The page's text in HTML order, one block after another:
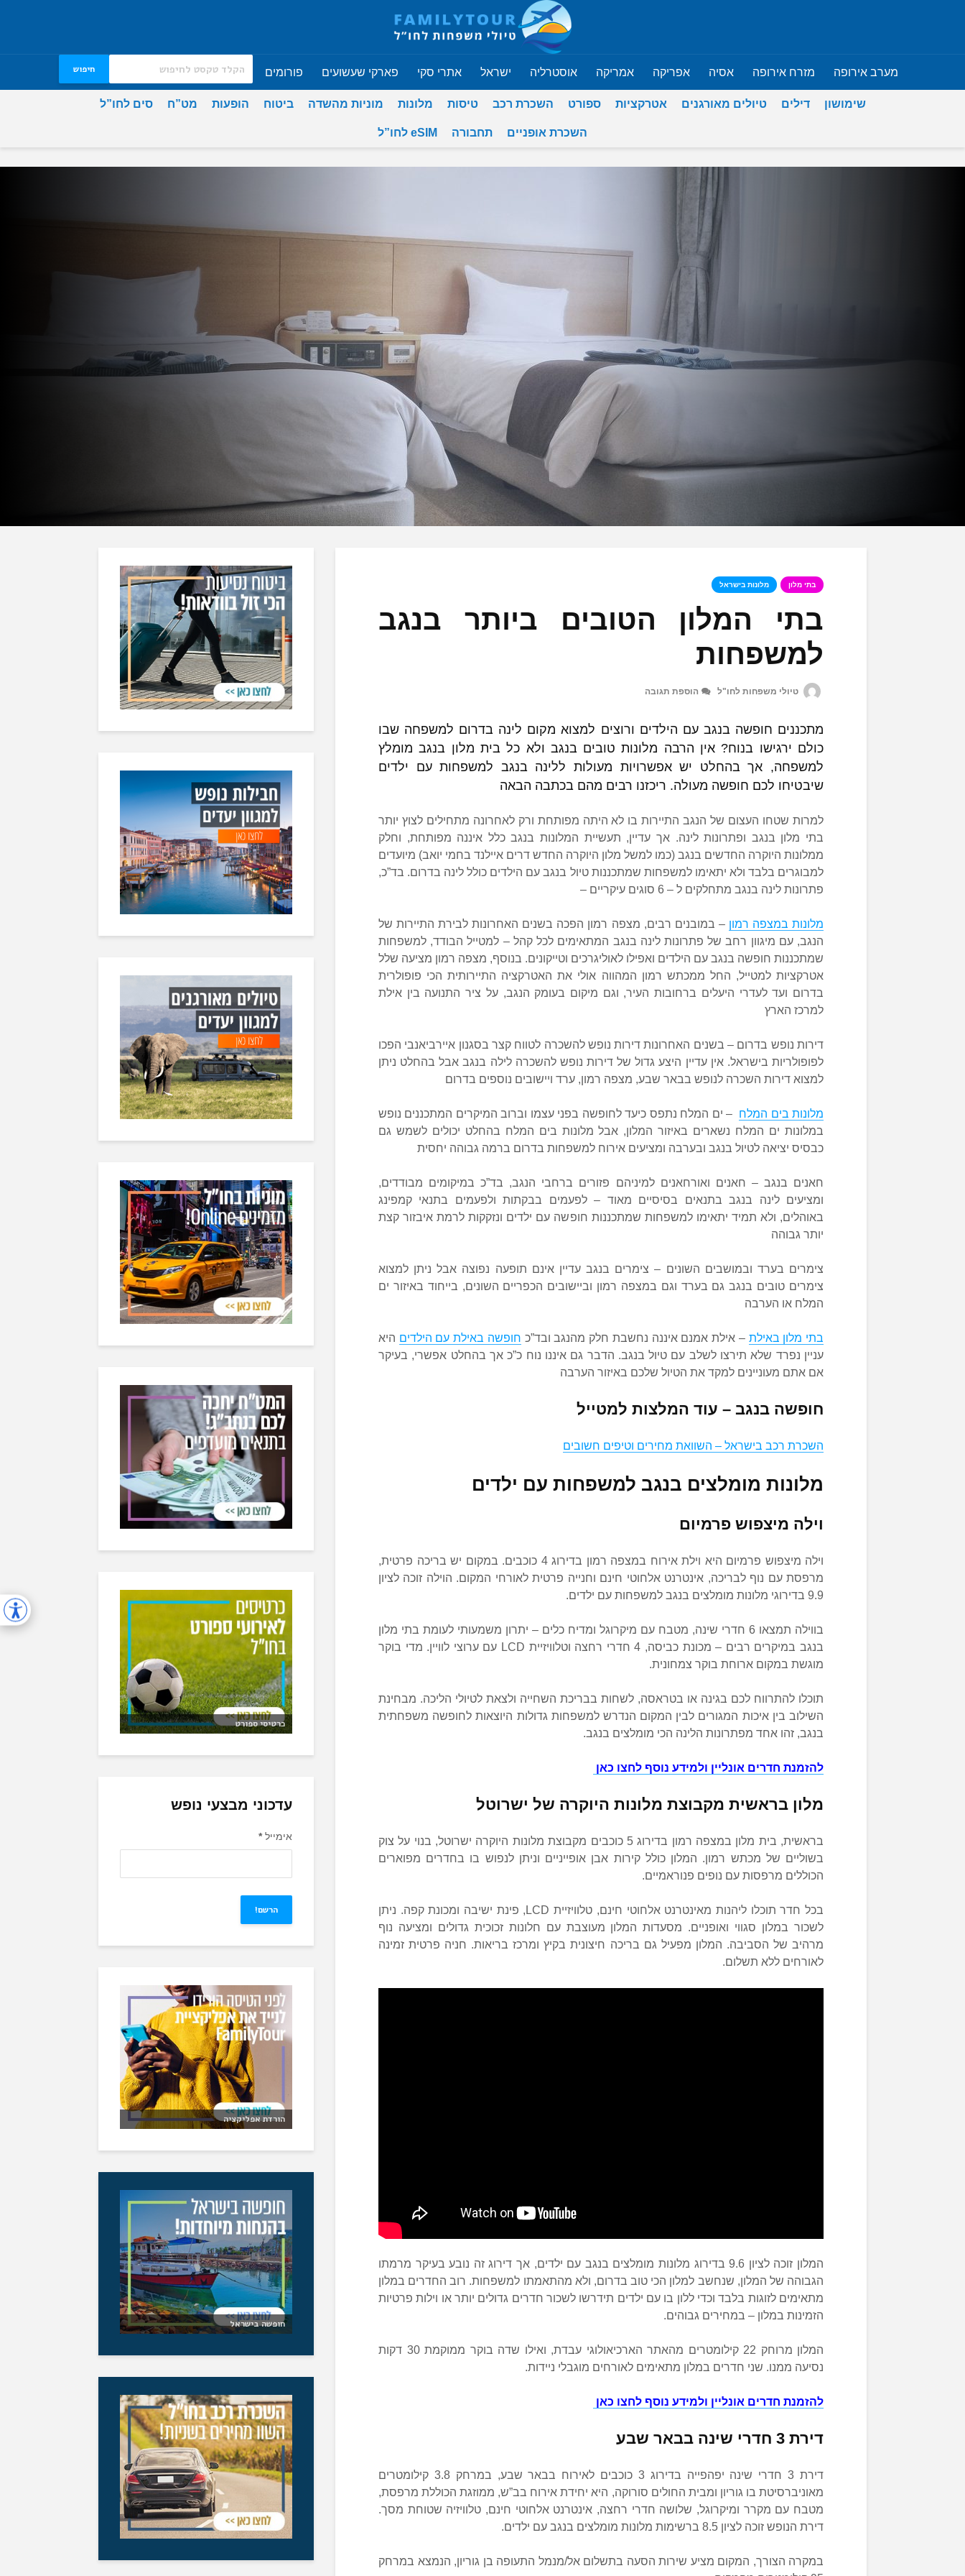
מערב אירופה מזרח אירופה אסיה אפריקה אמריקה אוסטרליה ישראל אתרי סקי פארקי שעשועים פורומים חיפוש
שימושון דילים טיולים מאורגנים אטרקציות ספורט השכרת רכב טיסות מלונות מוניות מהשדה ביטוח הופעות מט”ח סים לחו”ל
השכרת אופניים תחבורה eSIM לחו”ל
בתי מלון מלונות בישראל
בתי המלון הטובים ביותר בנגב
למשפחות
טיולי משפחות לחו"ל הוספת תגובה
מתכננים חופשה בנגב עם הילדים ורוצים למצוא מקום לינה בדרום למשפחה שבו
כולם ירגישו בנוח? אין הרבה מלונות טובים בנגב ולא כל בית מלון בנגב מומלץ
למשפחה, אך בהחלט יש אפשרויות מעולות ללינה בנגב למשפחות עם ילדים
שיבטיחו לכם חופשה מעולה. ריכזנו רבים מהם בכתבה הבאה
למרות שטחו העצום של הנגב התיירות בו לא היתה מפותחת ורק לאחרונה מתחילים לצוץ יותר
בתי מלון בנגב ופתרונות לינה. אך עדיין, תעשיית המלונות בנגב כלל איננה מפותחת, וחלק
ממלונות היוקרה החדשים בנגב (כמו למשל מלון היוקרה החדש דרים איילנד בחמי יואב) מיועדים
למבוגרים בלבד ולא יתאימו למשפחות שמתכננות טיול בנגב עם הילדים כולל לינה בדרום. בד”כ,
פתרונות לינה בנגב מתחלקים ל – 6 סוגים עיקריים –
מלונות במצפה רמון – במובנים רבים, מצפה רמון הפכה בשנים האחרונות לבירת התיירות של
הנגב, עם מיגוון רחב של פתרונות לינה בנגב המתאימים לכל קהל – למטייל הבודד, למשפחות
שמתכננות חופשה בנגב עם הילדים ואפילו לאוליגרכים וטייקונים. בנוסף, מצפה רמון מציעה שלל
אטרקציות למטייל, החל ממכתש רמון המהווה אולי את האטרקציה התיירותית הכי פופולרית
בדרום ועד לעדרי היעלים ברחובות העיר, וגם מיקום בעומק הנגב, על ציר התנועה בין אילת
למרכז הארץ
דירות נופש בדרום – בשנים האחרונות דירות נופש להשכרה לטווח קצר בסגנון איירביאנבי הפכו
לפופולריות בישראל. אין עדיין היצע גדול של דירות נופש להשכרה לילה בנגב אבל בהחלט ניתן
למצוא דירות השכרה לנופש בבאר שבע, מצפה רמון, ערד ויישובים נוספים בדרום
מלונות בים המלח – ים המלח נתפס כיעד לחופשה בפני עצמו וברוב המיקרים המתכננים נופש
במלונות ים המלח נשארים באיזור המלון, אבל מלונות בים המלח בהחלט יכולים לשמש גם
כבסיס יציאה לטיול בנגב ובערבה ומציעים אירוח למשפחות בדרום ברמה גבוהה יחסית
חאנים בנגב – חאנים ואורחאנים למיניהם פזורים ברחבי הנגב, בד”כ במיקומים מבודדים,
ומציעים לינה בנגב בתנאים בסיסיים מאוד – לפעמים בבקתות ולפעמים בתנאי קמפינג
באוהלים, ולא תמיד יתאימו למשפחות שמתכננות חופשה עם ילדים ונזקקות לרמת איבזור קצת
יותר גבוהה
צימרים בערד ובמושבים השונים – צימרים בנגב עדיין אינם תופעה נפוצה אבל ניתן למצוא
צימרים טובים בנגב גם בערד וגם במצפה רמון וביישובים הכפריים השונים, בייחוד באיזור ים
המלח או הערבה
בתי מלון באילת – אילת אמנם איננה נחשבת חלק מהנגב ובד”כ חופשה באילת עם הילדים היא
עניין נפרד שלא תירצו לשלב עם טיול בנגב. הדבר גם איננו נוח כ”כ אך בהחלט אפשרי, בעיקר
אם אתם מעוניינים למקד את הטיול שלכם באיזור הערבה
חופשה בנגב – עוד המלצות למטייל
השכרת רכב בישראל – השוואת מחירים וטיפים חשובים
מלונות מומלצים בנגב למשפחות עם ילדים
וילה מיצפוש פרמיום
וילה מיצפוש פרמיום היא וילת אירוח במצפה רמון בדירוג 4 כוכבים. במקום יש בריכה פרטית,
מרפסת עם נוף לבריכה, אינטרנט אלחוטי חינם וחנייה פרטית לאורחי המקום. הוילה זוכה לציון
9.9 בדירוגי מלונות מומלצים בנגב למשפחות עם ילדים.
בווילה תמצאו 6 חדרי שינה, מטבח עם מיקרוגל ומדיח כלים – יתרון משמעותי לעומת בתי מלון
בנגב במיקרים רבים – מכונת כביסה, 4 חדרי רחצה וטלוויזיית LCD עם ערוצי לוויין. מדי בוקר
מוגשת במקום ארוחת בוקר צמחונית.
תוכלו להתרווח לכם בגינה או בטראסה, לשחות בבריכת השחייה ולצאת לטיולי הליכה. מבחינת
השילוב בין איכות המגורים לבין המקום הנדרש למשפחות גדולות היוצאות לחופשה משפחתית
בנגב, זהו אחד מפתרונות הלינה הכי מומלצים בנגב.
להזמנת חדרים אונליין ולמידע נוסף לחצו כאן
מלון בראשית מקבוצת מלונות היוקרה של ישרוטל
בראשית, בית מלון במצפה רמון בדירוג 5 כוכבים מקבוצת מלונות היוקרה ישרוטל, בנוי על צוק
בשוליים של מכתש רמון. המלון כולל קירות אבן אופייניים וניתן לנפוש בו בחדרים מפוארים
הכוללים מרפסות עם נופים פנוראמיים.
בכל חדר תוכלו ליהנות מאינטרנט אלחוטי חינם, טלוויזיית LCD, פינת ישיבה ומכונת קפה. ניתן
לשכור במלון סגווי ואופניים. מסעדות המלון מעוצבת עם חלונות זכוכית גדולים ומציעה נוף
מרהיב של הסביבה. המלון מפעיל גם בריכה חיצונית בקיץ ומרכז בריאות. חניה פרטית זמינה
לאורחים ללא תשלום.
המלון זוכה לציון 9.6 בדירוג מלונות מומלצים בנגב עם ילדים, אך דירוג זה נובע בעיקר מרמתו
הגבוהה של המלון, שנחשב למלון הכי טוב בדרום, ולא מהתאמתו למשפחות. רוב החדרים במלון
מתאימים לזוגות בלבד וכדי ללון בו עם ילדים תידרשו לשכור חדרים גדולים יותר או וילות פרטיות
הזמינות במלון – במחירים גבוהים.
המלון מרוחק 22 קילומטרים מהאתר הארכיאולוגי עבדת, ואילו שדה בוקר ממוקמת 30 דקות
נסיעה ממנו. שני חדרים במלון מתאימים לאורחים מוגבלי ניידות.
להזמנת חדרים אונליין ולמידע נוסף לחצו כאן
דירת 3 חדרי שינה בבאר שבע
דירת 3 חדרי שינה יפהפייה בדירוג 3 כוכבים לאירוח בבאר שבע, במרחק 3.8 קילומטרים
מאוניברסיטת בו גוריון ומבית החולים סורוקה, היא יחידת אירוח בב”ש, ממוזגת הכוללת מרפסת,
מטבח עם מקרר ומיקרוגל, שלושה חדרי רחצה, אינטרנט אלחוטי חינם, טלוויזיה שטוחת מסך.
דירת הנופש זוכה לציון 8.5 ברשימות מלונות מומלצים בנגב עם ילדים.
במקרה הצורך, המקום מציע שירות הסעה בתשלום אל/מנמל התעופה בן גוריון, הנמצא במרחק
כרטיסי ספורט
עדכוני מבצעי נופש
אימייל*
הורדת אפליקציה
חופשה בישראל